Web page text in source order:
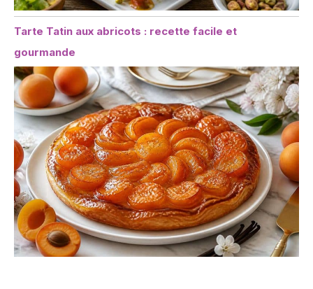
Tarte Tatin aux abricots : recette facile et
gourmande